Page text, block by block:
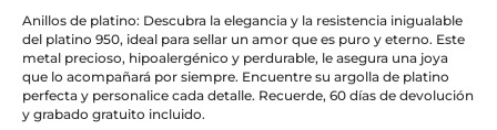
Anillos de platino: Descubra la elegancia y la resistencia inigualable
del platino 950, ideal para sellar un amor que es puro y eterno. Este
metal precioso, hipoalergénico y perdurable, le asegura una joya
que lo acompañará por siempre. Encuentre su argolla de platino
perfecta y personalice cada detalle. Recuerde, 60 días de devolución
y grabado gratuito incluido.